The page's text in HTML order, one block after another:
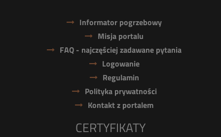
Informator pogrzebowy
Misja portalu
FAQ - najczęściej zadawane pytania
Logowanie
Regulamin
Polityka prywatności
Kontakt z portalem
CERTYFIKATY